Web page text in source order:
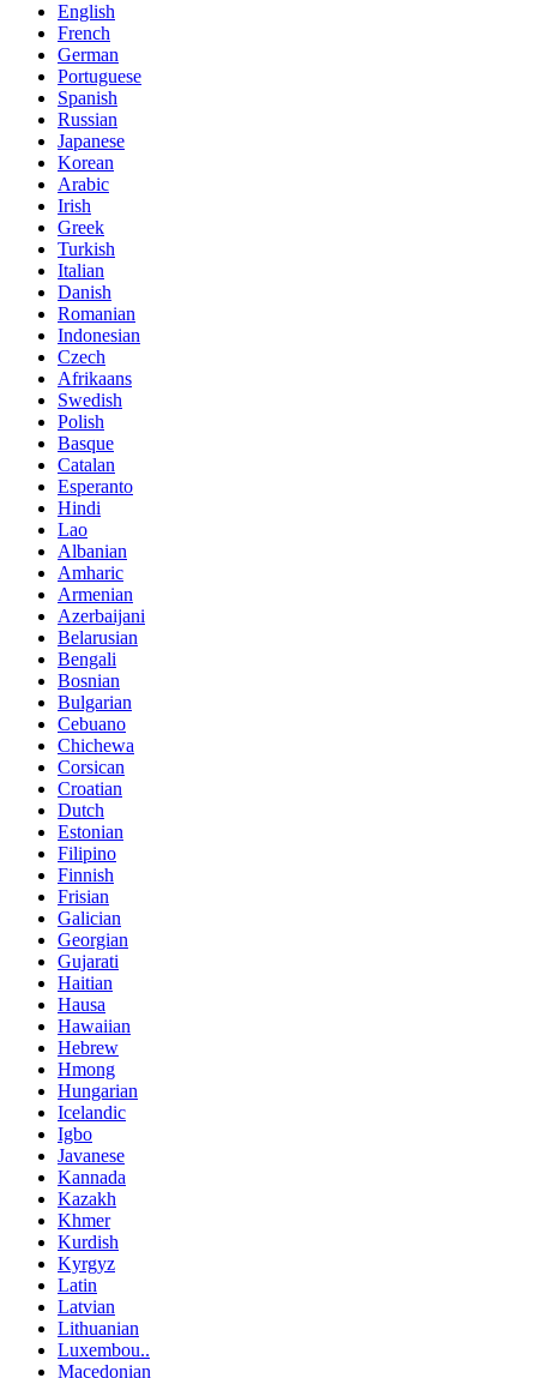
English
French
German
Portuguese
Spanish
Russian
Japanese
Korean
Arabic
Irish
Greek
Turkish
Italian
Danish
Romanian
Indonesian
Czech
Afrikaans
Swedish
Polish
Basque
Catalan
Esperanto
Hindi
Lao
Albanian
Amharic
Armenian
Azerbaijani
Belarusian
Bengali
Bosnian
Bulgarian
Cebuano
Chichewa
Corsican
Croatian
Dutch
Estonian
Filipino
Finnish
Frisian
Galician
Georgian
Gujarati
Haitian
Hausa
Hawaiian
Hebrew
Hmong
Hungarian
Icelandic
Igbo
Javanese
Kannada
Kazakh
Khmer
Kurdish
Kyrgyz
Latin
Latvian
Lithuanian
Luxembou..
Macedonian